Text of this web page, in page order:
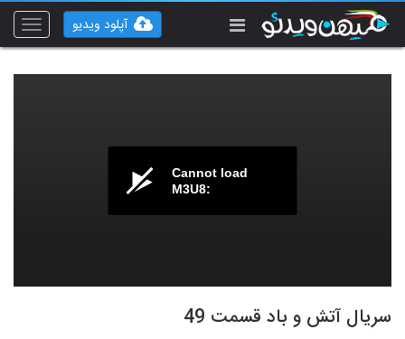
Toggle
آپلود ویدیو
Cannot load
M3U8:
سریال آتش و باد قسمت 49